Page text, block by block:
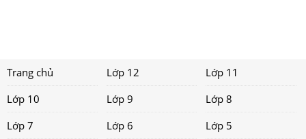
Trang chủ Lớp 12
Lớp 11
Lớp 10
Lớp 9
Lớp 8
Lớp 7
Lớp 6 Lớp 5